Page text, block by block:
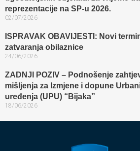
reprezentacije na SP-u 2026.
02/07/2026
ISPRAVAK OBAVIJESTI: Novi
zatvaranja obilaznice​
24/06/2026
ZADNJI POZIV – Podnošenje
mišljenja za Izmjene i dopune
uređenja (UPU) “Bijaka”
18/06/2026